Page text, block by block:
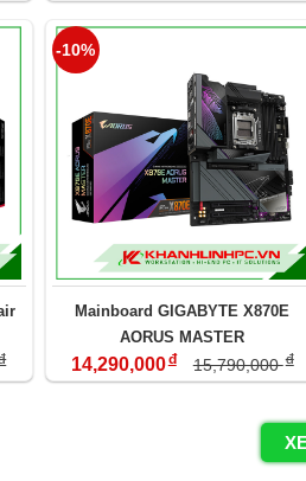
-10%
Mainboard GIGABYTE X870E
AORUS MASTER
14,290,000đ 15,790,000đ